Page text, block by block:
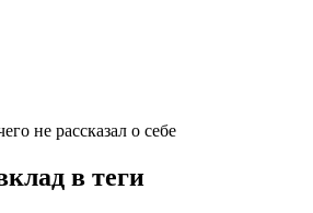
не рассказал о себе
в теги